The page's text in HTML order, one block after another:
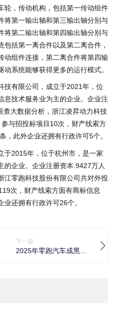
轮，传动机构，包括第一传动组件
将第一输出轴和第三输出轴分别与
将第二输出轴和第四输出轴分别与
括第一离合件以及第二离合件，
动组件连接，第二离合件将第四输
系统能够获得更多的运行模式。
技有限公司，成立于2021年，位
息技术服务业为主的企业。企业注
大数据分析，浙江凌昇动力科技
与招投标项目10次，财产线索方
，此外企业还拥有行政许可5个。
于2015年，位于杭州市，是一家
的企业。企业注册资本.9427万人
江零跑科技股份有限公司共对外投
次，财产线索方面有商标信息
还拥有行政许可26个。
下一篇
2025年零跑汽车成黑马